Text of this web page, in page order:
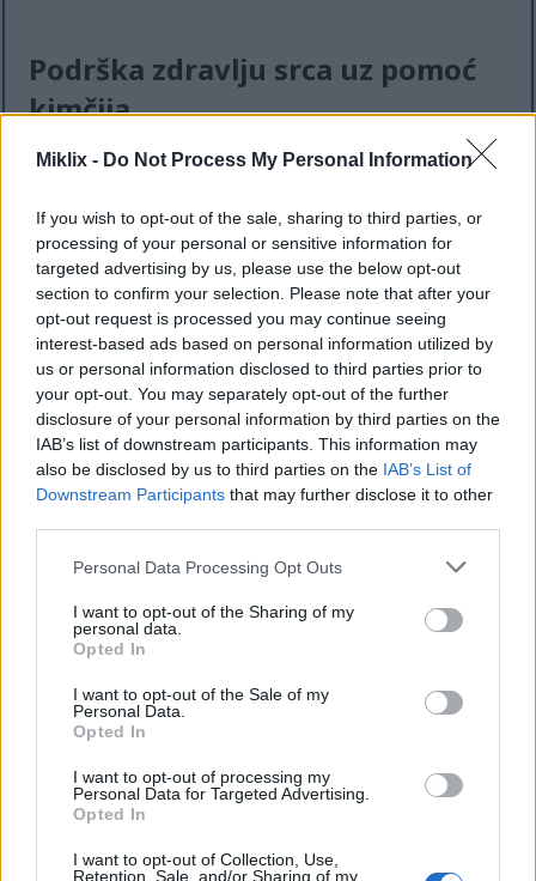
Miklix - Do Not Process My Personal Information
If you wish to opt-out of the sale, sharing to third parties, or
processing of your personal or sensitive information for
targeted advertising by us, please use the below opt-out
section to confirm your selection. Please note that after your
opt-out request is processed you may continue seeing
interest-based ads based on personal information utilized by
us or personal information disclosed to third parties prior to
your opt-out. You may separately opt-out of the further
disclosure of your personal information by third parties on the
IAB’s list of downstream participants. This information may
also be disclosed by us to third parties on the IAB’s List of
Downstream Participants that may further disclose it to other
Please note that this website/app uses one or more Google
not limited to your visit or usage behaviour. You may click to
grant or deny consent to Google and its third-party tags to
use your data for below specified purposes in below Google
consent section.
Personal Data Processing Opt Outs
I want to opt-out of the Sharing of my
personal data.
Opted In
I want to opt-out of the Sale of my
Personal Data.
Opted In
I want to opt-out of processing my
Personal Data for Targeted Advertising.
Opted In
I want to opt-out of Collection, Use,
Retention, Sale, and/or Sharing of my
Podrška zdravlju srca uz pomoć
kimčija
Kimči je odličan za zdravlje srca. Ukusan je dodatak
pomoći u održavanju nivoa holesterola pod
kontrolom.
Studije pokazuju da je mješavina fermentiranog
povrća i začina u kimčiju dobra za vaše srce.
Također ima protuupalna svojstva. To pomaže u
snižavanju krvnog pritiska i podržava zdravlje srca.
Dodavanje kimčija vašim obrocima može ih učiniti
ukusnijim. Također vam daje važne hranjive tvari za
cjelokupno zdravlje. Evo nekih ključnih prednosti
kimčija za vaše srce:
Smanjuje krvni pritisak
Doprinosi smanjenju rizika od srčanih bolesti